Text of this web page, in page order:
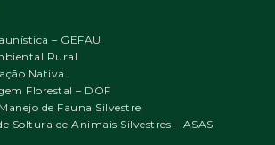
– GEFAU
Rural
Nativa
Florestal – DOF
de Fauna Silvestre
Soltura de Animais Silvestres – ASAS